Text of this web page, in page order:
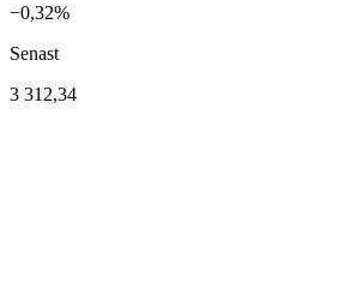
−0,32%
Senast
3 312,34